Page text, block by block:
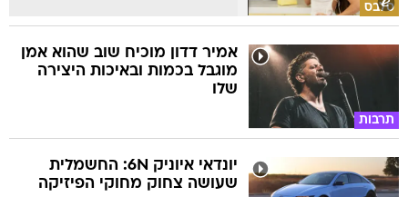
סלבס
תרבות
אמיר דדון מוכיח שוב שהוא אמן
מוגבל בכמות ובאיכות היצירה
שלו
יונדאי איוניק 6N: החשמלית
שעושה צחוק מחוקי הפיזיקה